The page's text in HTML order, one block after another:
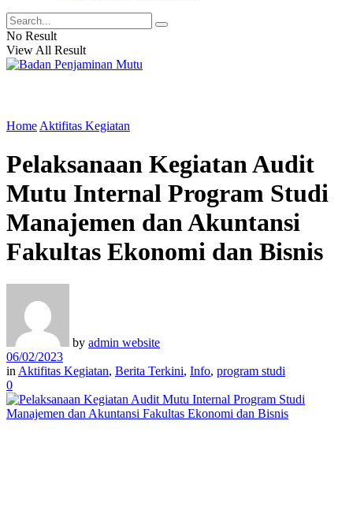
No Result
View All Result
Home Aktifitas Kegiatan
Pelaksanaan Kegiatan Audit
Mutu Internal Program Studi
Manajemen dan Akuntansi
Fakultas Ekonomi dan Bisnis
by admin website
06/02/2023
in Aktifitas Kegiatan, Berita Terkini, Info, program studi
0